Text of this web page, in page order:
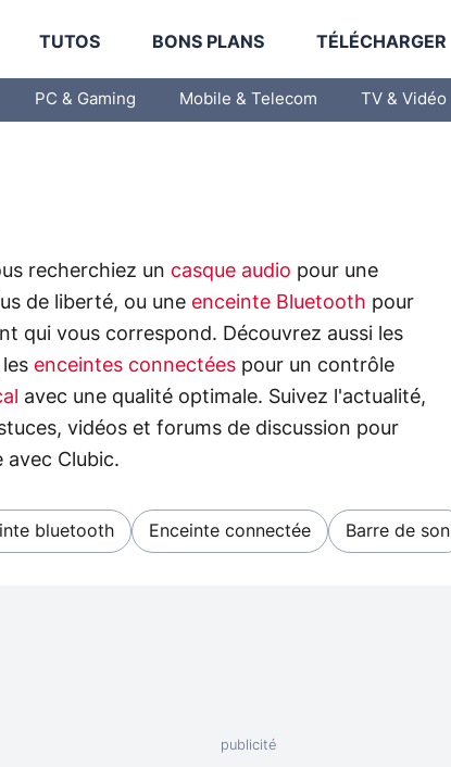
TUTOS BONS PLANS TÉLÉCHARGER
PC & Gaming Mobile & Telecom TV & Vidéo
recherchiez un casque audio pour une
de liberté, ou une enceinte Bluetooth pour
qui vous correspond. Découvrez aussi les
enceintes connectées pour un contrôle
avec une qualité optimale. Suivez l'actualité,
vidéos et forums de discussion pour
avec Clubic.
bluetooth Enceinte connectée Barre de son